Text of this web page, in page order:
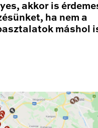
akkor is
ha nem a
máshol